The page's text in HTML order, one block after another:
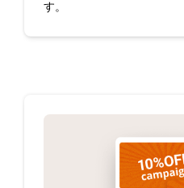
す。